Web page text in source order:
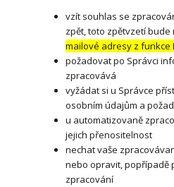
vzít souhlas se
zpět, toto zpětvzetí
mailové adresy z funkce
požadovat po Správci
zpracovává
vyžádat si u Správce
osobním údajům a
u automatizovaně
jejich přenositelnost
nechat vaše
nebo opravit, popřípadě
zpracování